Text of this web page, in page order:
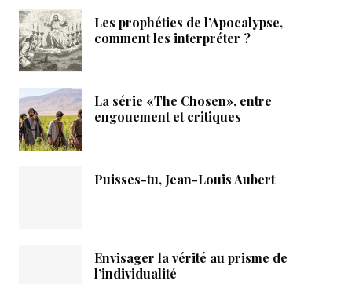
Les prophéties de l’Apocalypse,
comment les interpréter ?
La série «The Chosen», entre
engouement et critiques
Puisses-tu, Jean-Louis Aubert
Envisager la vérité au prisme de
l’individualité